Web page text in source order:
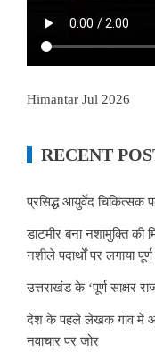
Himantar Jul 2026
RECENT
प्रसिद्ध आयुर्वेद चिकित्सक
डाटमीर बना नशामुक्ति
नशीले पदार्थों पर लगाया
उत्तराखंड के ‘पूर्ण साक्षर
देश के पहले लेखक गांव में
नवाचार पर जोर